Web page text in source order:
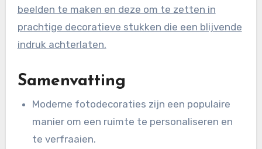
beelden te maken en deze om te zetten in
prachtige decoratieve stukken die een blijvende
indruk achterlaten.
Samenvatting
Moderne fotodecoraties zijn een populaire
manier om een ruimte te personaliseren en
te verfraaien.